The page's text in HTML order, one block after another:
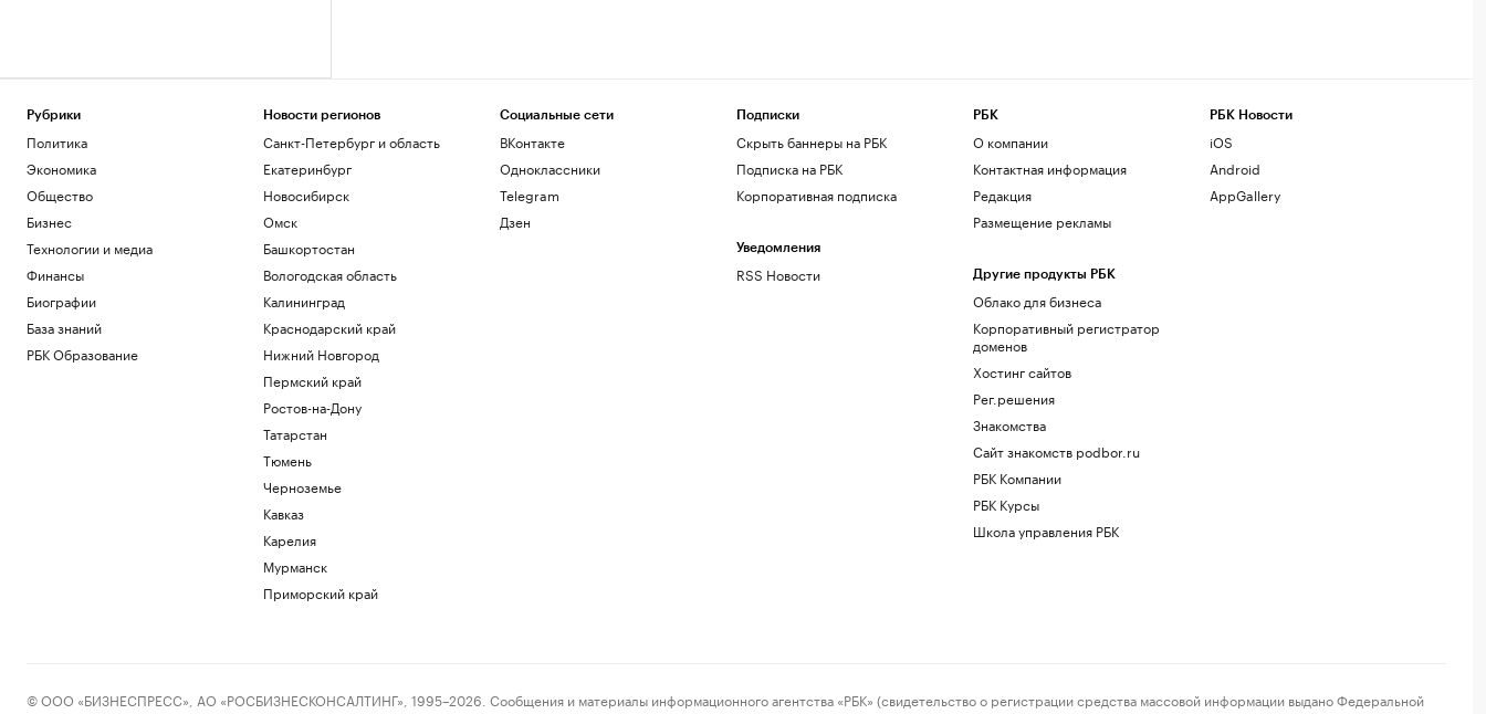
Рубрики
Политика
Экономика
Общество
Бизнес
Технологии и медиа
Финансы
Биографии
База знаний
РБК Образование
Новости регионов
Санкт-Петербург и область
Екатеринбург
Новосибирск
Омск
Башкортостан
Вологодская область
Калининград
Краснодарский край
Нижний Новгород
Пермский край
Ростов-на-Дону
Татарстан
Тюмень
Черноземье
Кавказ
Карелия
Мурманск
Приморский край
Социальные сети
ВКонтакте
Одноклассники
Telegram
Дзен
Подписки
Скрыть баннеры на РБК
Подписка на РБК
Корпоративная подписка
Уведомления
RSS Новости
РБК
О компании
Контактная информация
Редакция
Размещение рекламы
Другие продукты РБК
Облако для бизнеса
Корпоративный регистратор
доменов
Хостинг сайтов
Рег.решения
Знакомства
Сайт знакомств podbor.ru
РБК Компании
РБК Курсы
Школа управления РБК
РБК Новости
iOS
Android
AppGallery
© ООО «БИЗНЕСПРЕСС», АО «РОСБИЗНЕСКОНСАЛТИНГ», 1995–2026. Сообщения и материалы информационного агентства «РБК» (свидетельство о регистрации средства массовой информации выдано Федеральной